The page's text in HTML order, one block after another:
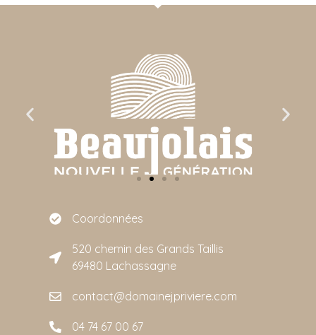
Coordonnées
520 chemin des Grands Taillis
69480 Lachassagne
contact@domainejpriviere.com
04 74 67 00 67